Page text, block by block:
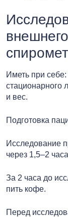
Иметь при
стационарного
и вес.
Подготовка
Исследование
через 1,5–2
За 2 часа до
пить кофе.
Перед